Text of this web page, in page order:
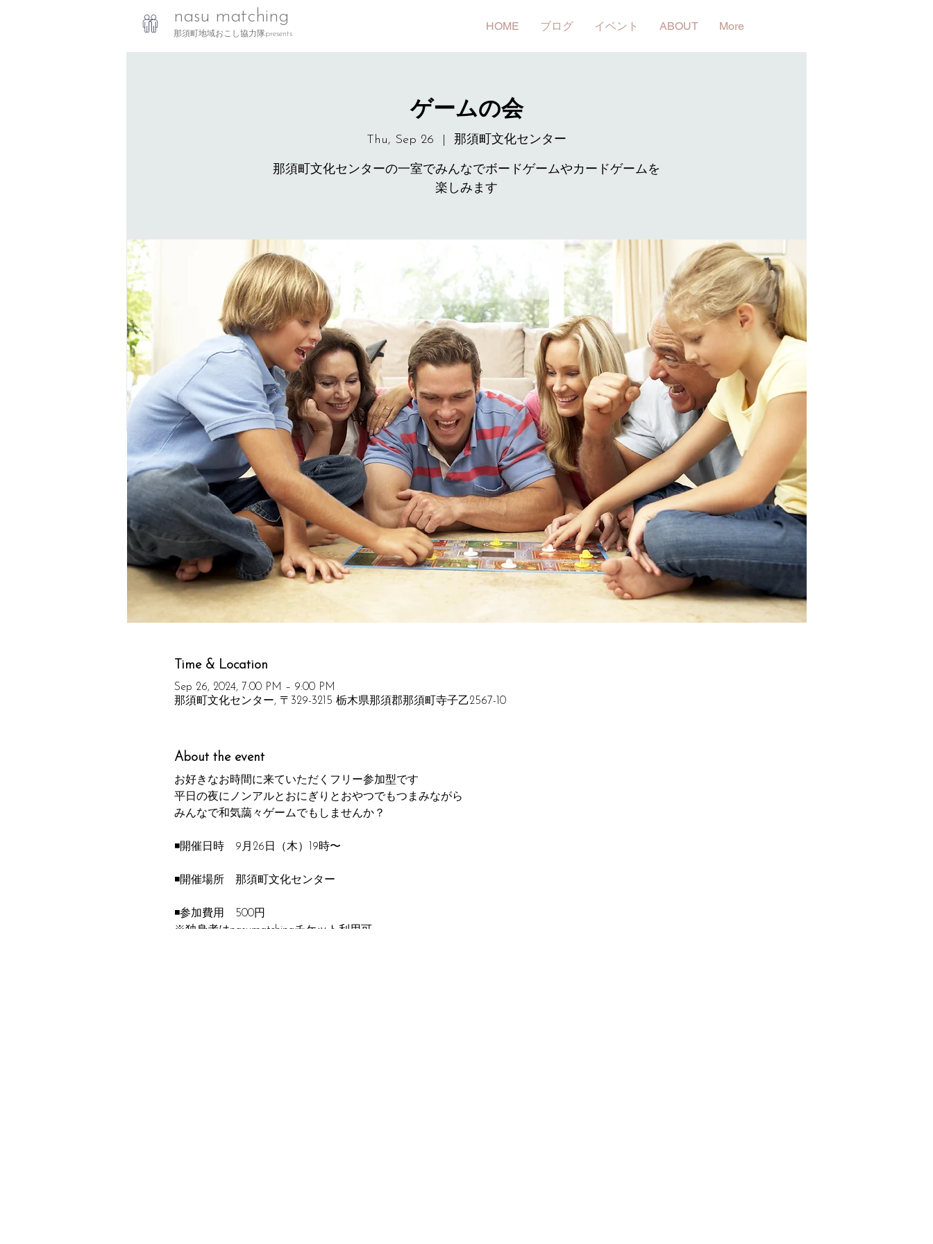
nasu matching
那須町地域おこし協力隊presents
HOME ブログ イベント ABOUT More
ゲームの会
Thu, Sep 26 那須町文化センター
那須町文化センターの一室でみんなでボードゲームやカードゲームを
楽しみます
Time & Location
Sep 26, 2024, 7:00 PM – 9:00 PM
那須町文化センター, 〒329-3215 栃木県那須郡那須町寺子乙2567-10
About the event
お好きなお時間に来ていただくフリー参加型です
平日の夜にノンアルとおにぎりとおやつでもつまみながら
みんなで和気藹々ゲームでもしませんか？
◾️開催日時 9月26日（木）19時〜
◾️開催場所 那須町文化センター
◾️参加費用 500円
※独身者はnasumatchingチケット利用可